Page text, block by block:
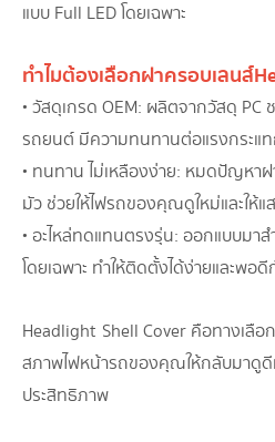
แบบ Full LED โดยเฉพาะ
ทำไมต้องเลือกฝาครอบเลนส์
• วัสดุเกรด OEM: ผลิตจากวัสดุ PC
รถยนต์ มีความทนทานต่อแรงกระแ
• ทนทาน ไม่เหลืองง่าย: หมดปัญหา
มัว ช่วยให้ไฟรถของคุณดูใหม่และให้
• อะไหล่ทดแทนตรงรุ่น: ออกแบบมา
โดยเฉพาะ ทำให้ติดตั้งได้ง่ายและพอ
Headlight Shell Cover คือทางเลื
สภาพไฟหน้ารถของคุณให้กลับมาดูดีแ
ประสิทธิภาพ